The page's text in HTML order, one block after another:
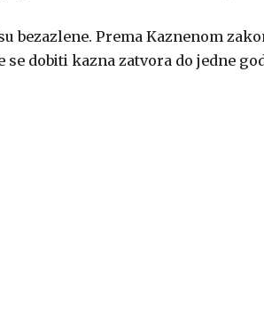
bezazlene. Prema Kaznenom
se dobiti kazna zatvora do jedne